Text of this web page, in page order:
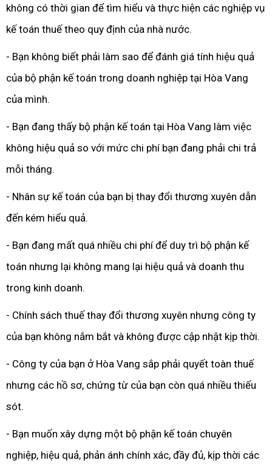
không có thời gian để tìm hiểu và thực hiện các nghiệp vụ
kế toán thuế theo quy định của nhà nước.
- Bạn không biết phải làm sao để đánh giá tính hiệu quả
của bộ phận kế toán trong doanh nghiệp tại Hòa Vang
của mình.
- Bạn đang thấy bộ phận kế toán tại Hòa Vang làm việc
không hiệu quả so với mức chi phí bạn đang phải chi trả
mỗi tháng.
- Nhân sự kế toán của bạn bị thay đổi thương xuyên dẫn
đến kém hiểu quả.
- Bạn đang mất quá nhiều chi phí để duy trì bộ phận kế
toán nhưng lại không mang lại hiệu quả và doanh thu
trong kinh doanh.
- Chính sách thuế thay đổi thương xuyên nhưng công ty
của bạn không nắm bắt và không được cập nhật kịp thời.
- Công ty của bạn ở Hòa Vang sắp phải quyết toàn thuế
nhưng các hồ sơ, chứng từ của bạn còn quá nhiều thiếu
sót.
- Bạn muốn xây dựng một bộ phận kế toán chuyên
nghiệp, hiệu quả, phản ánh chính xác, đầy đủ, kịp thời các